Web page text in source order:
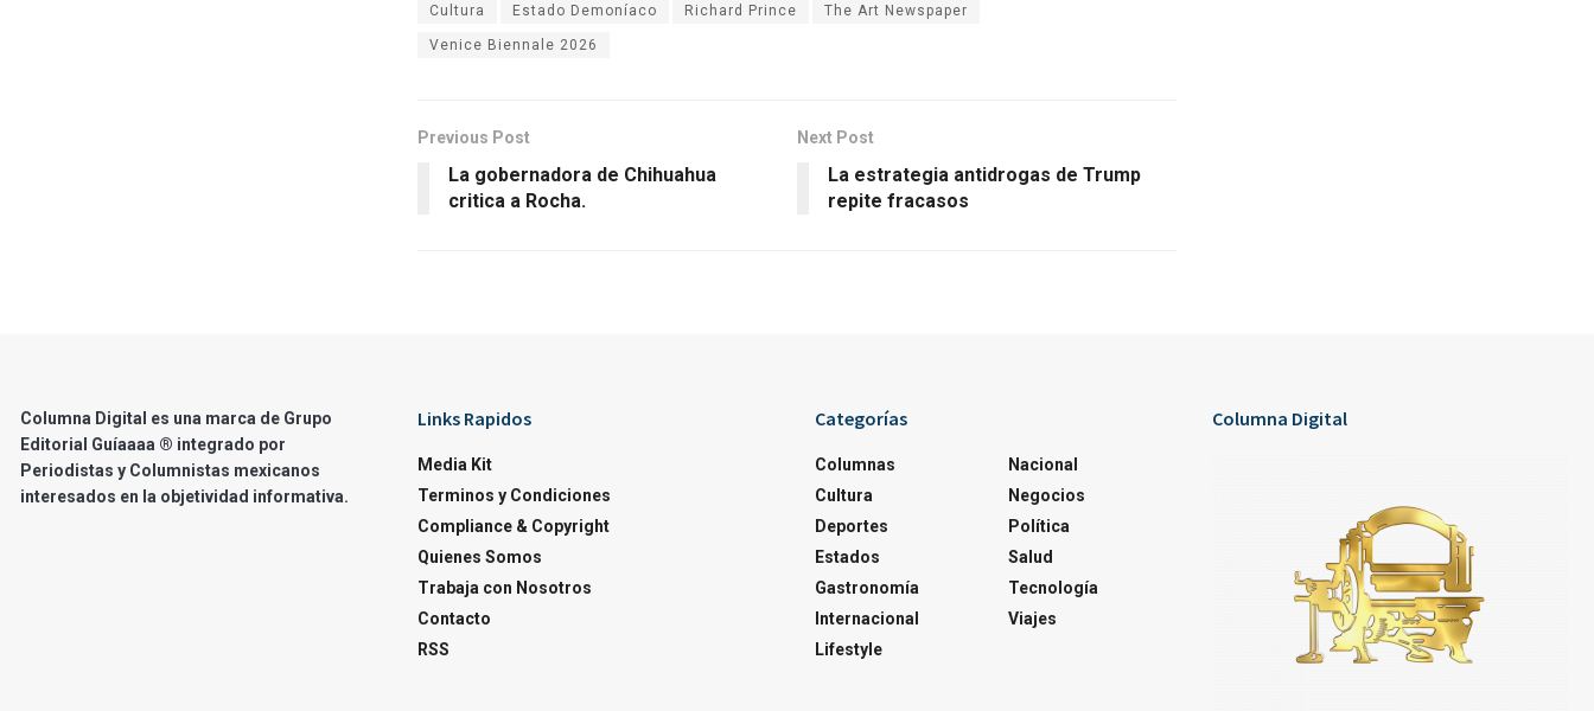
Cultura Estado Demoníaco Richard Prince The Art Newspaper
Venice Biennale 2026
Previous Post
La gobernadora de Chihuahua
critica a Rocha.
Next Post
La estrategia antidrogas de Trump
repite fracasos
Columna Digital es una marca de Grupo
Editorial Guíaaaa ® integrado por
Periodistas y Columnistas mexicanos
interesados en la objetividad informativa.
Links Rapidos
Media Kit
Terminos y Condiciones
Compliance & Copyright
Quienes Somos
Trabaja con Nosotros
Contacto
RSS
Categorías
Columnas
Cultura
Deportes
Estados
Gastronomía
Internacional
Lifestyle
Nacional
Negocios
Política
Salud
Tecnología
Viajes
Columna Digital